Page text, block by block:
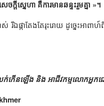
ក្តីស្នេហា គឺការមានឆន្ទះរួមគ្នា »។
រីឯផ្កាតែងតែរុះរោយ ដូច្នេះអ
លក់កើនឡើង និង អាជីវកម្មលោកអ្